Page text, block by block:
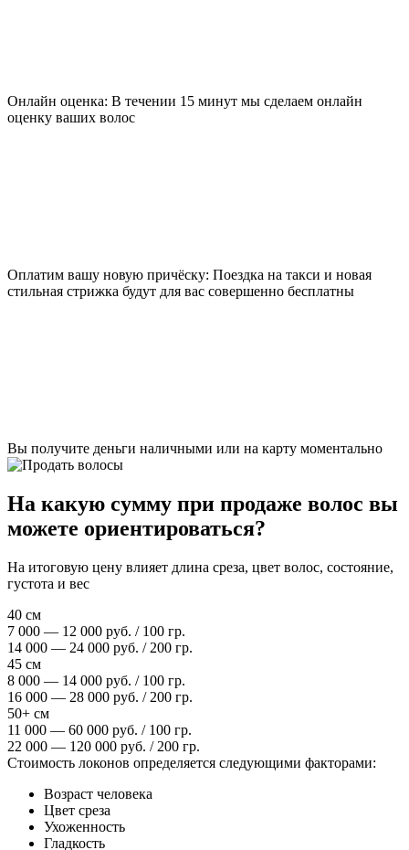
Онлайн оценка: В течении 15 минут мы сделаем онлайн
оценку ваших волос
Оплатим вашу новую причёску: Поездка на такси и новая
стильная стрижка будут для вас совершенно бесплатны
Вы получите деньги наличными или на карту моментально
На какую сумму при продаже волос вы
можете ориентироваться?
На итоговую цену влияет длина среза, цвет волос, состояние,
густота и вес
40 см
7 000 — 12 000 руб. / 100 гр.
14 000 — 24 000 руб. / 200 гр.
45 см
8 000 — 14 000 руб. / 100 гр.
16 000 — 28 000 руб. / 200 гр.
50+ см
11 000 — 60 000 руб. / 100 гр.
22 000 — 120 000 руб. / 200 гр.
Стоимость локонов определяется следующими факторами:
Возраст человека
Цвет среза
Ухоженность
Гладкость